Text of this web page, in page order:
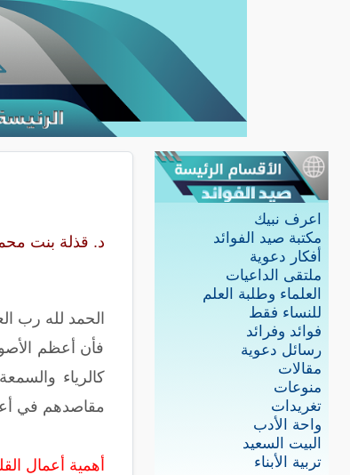
اعرف نبيك
مكتبة صيد الفوائد
أفكار دعوية
ملتقى الداعيات
العلماء وطلبة العلم
للنساء فقط
فوائد وفرائد
رسائل دعوية
مقالات
منوعات
تغريدات
واحة الأدب
البيت السعيد
تربية الأبناء
د. قذلة بنت
الحمد لله رب
فأن أعظم
كالرياء
مقاصدهم في
أهمية أعمال